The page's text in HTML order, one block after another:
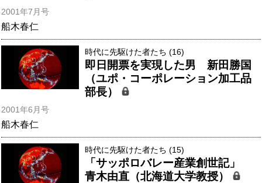
2001年7月号
船木春仁
時代に先駆けた者たち (16)
即日開票を実現した男 新田勝国
（ユポ・コーポレーション加工品
部長）
2001年6月号
船木春仁
時代に先駆けた者たち (15)
「サッポロバレー産業創世記」
青木由直（北海道大学教授）